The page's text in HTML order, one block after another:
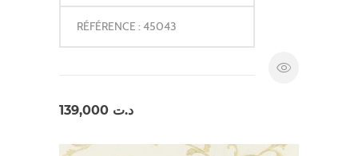
RÉFÉRENCE : 45043
د.ت